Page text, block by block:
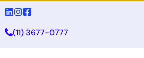
(11) 3677-0777